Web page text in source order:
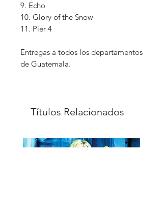
9. Echo
10. Glory of the Snow
11. Pier 4
Entregas a todos los departamentos
de Guatemala.
Títulos Relacionados